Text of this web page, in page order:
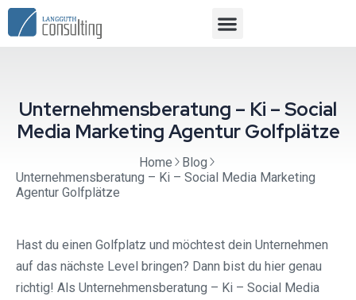
Unternehmensberatung – Ki – Social
Media Marketing Agentur Golfplätze
Home
Blog
Unternehmensberatung – Ki – Social Media Marketing
Agentur Golfplätze
Hast du einen Golfplatz und möchtest dein Unternehmen
auf das nächste Level bringen? Dann bist du hier genau
richtig! Als Unternehmensberatung – Ki – Social Media